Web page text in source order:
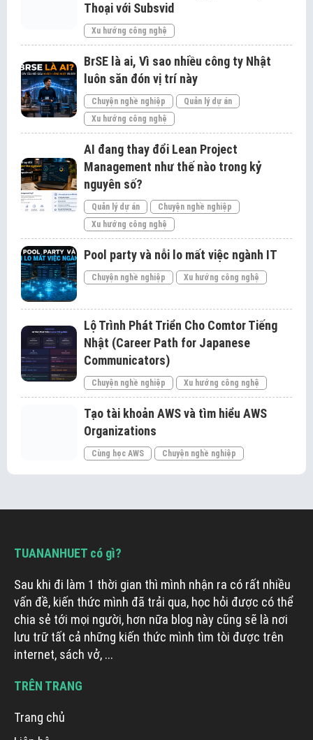
Thoại với Subsvid
Xu hướng công nghệ
BrSE là ai, Vì sao nhiều công ty Nhật
luôn săn đón vị trí này
Chuyện nghề nghiệp
Quản lý dự án
Xu hướng công nghệ
AI đang thay đổi Lean Project
Management như thế nào trong kỷ
nguyên số?
Quản lý dự án
Chuyện nghề nghiệp
Xu hướng công nghệ
Pool party và nỗi lo mất việc ngành IT
Chuyện nghề nghiệp Xu hướng công nghệ
Lộ Trình Phát Triển Cho Comtor Tiếng
Nhật (Career Path for Japanese
Communicators)
Chuyện nghề nghiệp Xu hướng công nghệ
Tạo tài khoản AWS và tìm hiểu AWS
Organizations
Cùng học AWS Chuyện nghề nghiệp
TUANANHUET có gì?
Sau khi đi làm 1 thời gian thì mình nhận ra có rất nhiều
vấn đề, kiến thức mình đã trải qua, học hỏi được có thể
chia sẻ tới mọi người, hơn nữa blog này cũng sẽ là nơi
lưu trữ tất cả những kiến thức mình tìm tòi được trên
internet, sách vở, ...
TRÊN TRANG
Trang chủ